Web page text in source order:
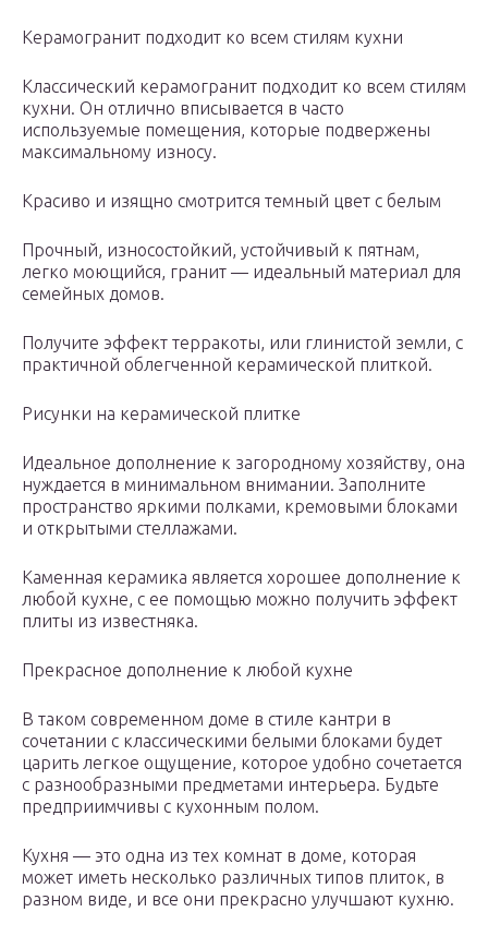
Керамогранит подходит ко всем стилям кухни
Классический керамогранит подходит ко всем стилям
кухни. Он отлично вписывается в часто
используемые помещения, которые подвержены
максимальному износу.
Красиво и изящно смотрится темный цвет с белым
Прочный, износостойкий, устойчивый к пятнам,
легко моющийся, гранит — идеальный материал для
семейных домов.
Получите эффект терракоты, или глинистой земли, с
практичной облегченной керамической плиткой.
Рисунки на керамической плитке
Идеальное дополнение к загородному хозяйству, она
нуждается в минимальном внимании. Заполните
пространство яркими полками, кремовыми блоками
и открытыми стеллажами.
Каменная керамика является хорошее дополнение к
любой кухне, с ее помощью можно получить эффект
плиты из известняка.
Прекрасное дополнение к любой кухне
В таком современном доме в стиле кантри в
сочетании с классическими белыми блоками будет
царить легкое ощущение, которое удобно сочетается
с разнообразными предметами интерьера. Будьте
предприимчивы с кухонным полом.
Кухня — это одна из тех комнат в доме, которая
может иметь несколько различных типов плиток, в
разном виде, и все они прекрасно улучшают кухню.